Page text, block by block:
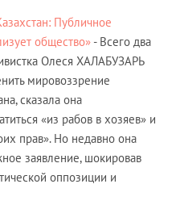
Публичное
общество» - Всего два
Олеся ХАЛАБУЗАРЬ
мировоззрение
сказала она
«из рабов в хозяев» и
прав». Но недавно она
заявление, шокировав
оппозиции и